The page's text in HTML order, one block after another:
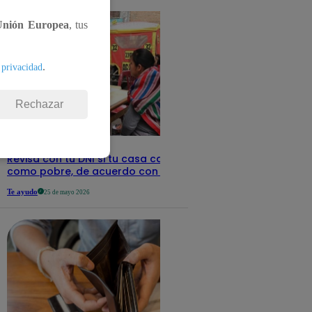
Revisa con tu DNI si tu casa califica
como pobre, de acuerdo con el Sisfoh
Te ayudo 25 de mayo 2026
Europea, tus
.
Rechazar